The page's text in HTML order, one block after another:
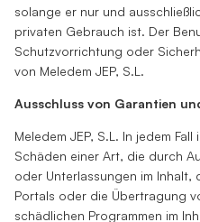
solange er nur und
privaten Gebrauch ist. Der
Schutzvorrichtung oder
von Meledem JEP, S.L.
Ausschluss von Garantien
Meledem JEP, S.L. In jedem
Schäden einer Art, die durch
oder Unterlassungen im Inhalt,
Portals oder die Übertragung
schädlichen Programmen im